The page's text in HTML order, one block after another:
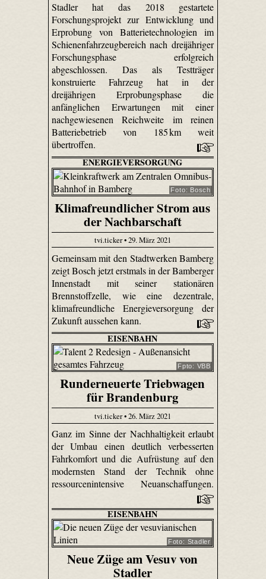
Stadler hat das 2018 gestartete
Forschungsprojekt zur Entwicklung und
Erprobung von Batterietechnologien im
Schienenfahrzeugbereich nach dreijähriger
Forschungsphase erfolgreich
abgeschlossen. Das als Testträger
konstruierte Fahrzeug hat in der
dreijährigen Erprobungsphase die
anfänglichen Erwartungen mit einer
nachgewiesenen Reichweite im reinen
Batteriebetrieb von 185 km weit
übertroffen.
ENERGIEVERSORGUNG
Foto: Bosch
Klimafreundlicher Strom aus
der Nachbarschaft
tvi.ticker • 29. März 2021
Gemeinsam mit den Stadtwerken Bamberg
zeigt Bosch jetzt erstmals in der Bamberger
Innenstadt mit seiner stationären
Brennstoffzelle, wie eine dezentrale,
klimafreundliche Energieversorgung der
Zukunft aussehen kann.
EISENBAHN
Fpto: VBB
Runderneuerte Triebwagen
für Brandenburg
tvi.ticker • 26. März 2021
Ganz im Sinne der Nachhaltigkeit erlaubt
der Umbau einen deutlich verbesserten
Fahrkomfort und die Aufrüstung auf den
modernsten Stand der Technik ohne
ressourcenintensive Neuanschaffungen.
EISENBAHN
Foto: Stadler
Neue Züge am Vesuv von
Stadler